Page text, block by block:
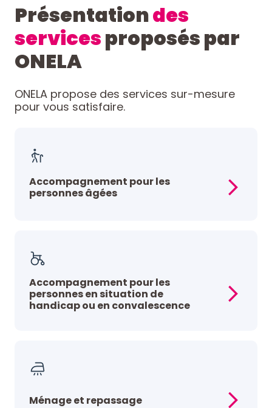
Présentationdes
servicesproposés par
ONELA
ONELA propose des services sur-mesure
pour vous satisfaire.
Accompagnement pour les
personnes âgées
Accompagnement pour les
personnes en situation de
handicap ou en convalescence
Ménage et repassage